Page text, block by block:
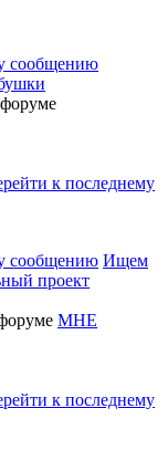
сообщению
к последнему
сообщению Ищем
проект
МНЕ
к последнему